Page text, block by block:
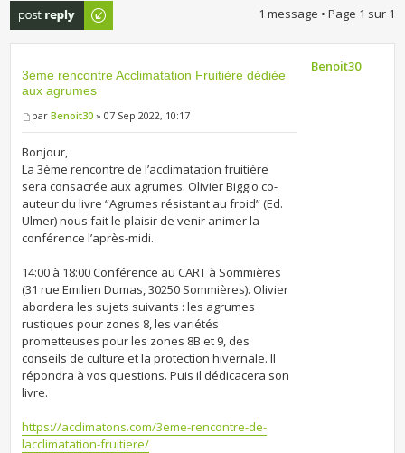
Publier une
réponse
1 message • Page 1 sur 1
3ème rencontre Acclimatation Fruitière dédiée
aux agrumes
parBenoit30 » 07 Sep 2022, 10:17
Bonjour,
La 3ème rencontre de l’acclimatation fruitière
sera consacrée aux agrumes. Olivier Biggio co-
auteur du livre “Agrumes résistant au froid” (Ed.
Ulmer) nous fait le plaisir de venir animer la
conférence l’après-midi.
14:00 à 18:00 Conférence au CART à Sommières
(31 rue Emilien Dumas, 30250 Sommières). Olivier
abordera les sujets suivants : les agrumes
rustiques pour zones 8, les variétés
prometteuses pour les zones 8B et 9, des
conseils de culture et la protection hivernale. Il
répondra à vos questions. Puis il dédicacera son
livre.
https://acclimatons.com/3eme-rencontre-de-
lacclimatation-fruitiere/
Benoit30